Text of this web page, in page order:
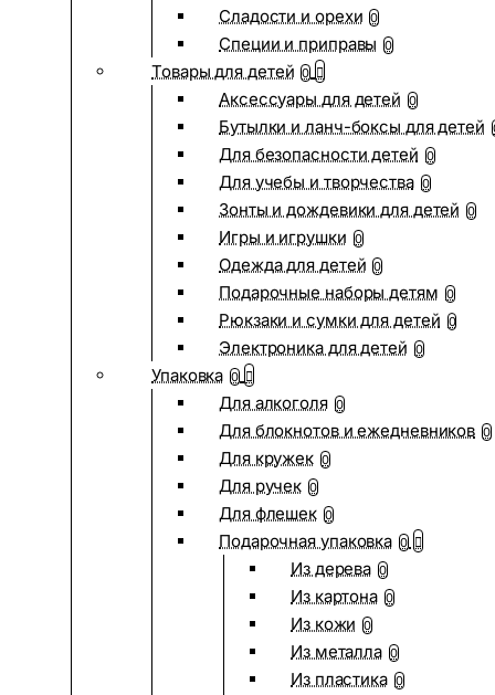
Сладости и орехи 0
Специи и приправы 0
Товары для детей 0
Аксессуары для детей 0
Бутылки и ланч-боксы для детей
Для безопасности детей 0
Для учебы и творчества 0
Зонты и дождевики для детей 0
Игры и игрушки 0
Одежда для детей 0
Подарочные наборы детям 0
Рюкзаки и сумки для детей 0
Электроника для детей 0
Упаковка 0
Для алкоголя 0
Для блокнотов и ежедневников 0
Для кружек 0
Для ручек 0
Для флешек 0
Подарочная упаковка 0
Из дерева 0
Из картона 0
Из кожи 0
Из металла 0
Из пластика 0